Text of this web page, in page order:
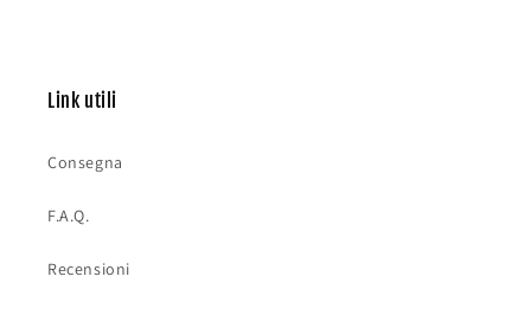
Link utili
Consegna
F.A.Q.
Recensioni